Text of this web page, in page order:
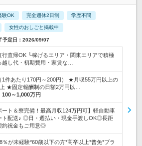
験OK 完全週休2日制 学歴不問
女性のおしごと掲載中
定日：2026/09/07
直帰OK └稼げるエリア・関東エリアで積極
し代・初期費用・家賃な…
1件あたり170円～200円） ★月収55万円以上の
★固定報酬制の日額2万円以…
100～1,000万円
ート＆寮完備！最高月収124万円可】軽自動車
ト配送♪ ◎日・週払い・現金手渡しOK◎長距
約祝金もご用意◎
％が未経験*60歳以下の方*高卒以上*普免*ブラ